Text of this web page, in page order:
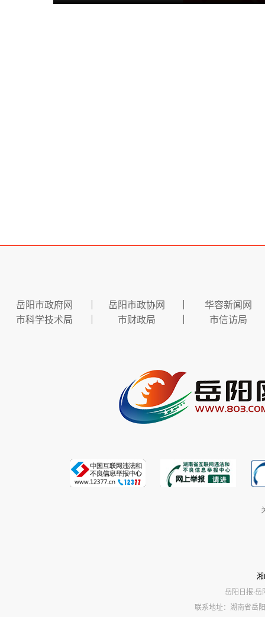
岳阳市政府网 岳阳市政协网
华容新闻网
市科学技术局
市财政局 市信访局
岳阳日报·岳
联系地址：湖南省岳